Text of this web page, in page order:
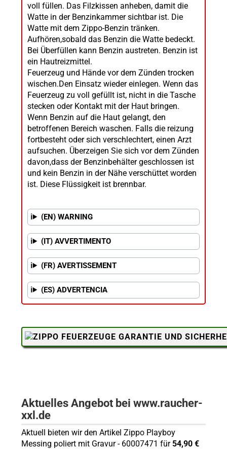
voll füllen. Das Filzkissen anheben, damit die
Watte in der Benzinkammer sichtbar ist. Die
Watte mit dem Zippo-Benzin tränken.
Aufhören,sobald das Benzin die Watte bedeckt.
Bei Überfüllen kann Benzin austreten. Benzin ist
ein Hautreizmittel.
Feuerzeug und Hände vor dem Zünden trocken
wischen.Den Einsatz wieder einlegen. Wenn das
Feuerzeug zu voll gefüllt ist, nicht in die Tasche
stecken oder Kontakt mit der Haut bringen.
Wenn Benzin auf die Haut gelangt, den
betroffenen Bereich waschen. Falls die reizung
fortbesteht oder sich verschlechtert, einen Arzt
aufsuchen. Überzeigen Sie sich vor dem Zünden
davon,dass der Benzinbehälter geschlossen ist
und kein Benzin in der Nähe verschüttet worden
ist. Diese Flüssigkeit ist brennbar.
(EN) WARNING
(IT) AVVERTIMENTO
(FR) AVERTISSEMENT
(ES) ADVERTENCIA
Aktuelles Angebot bei www.raucher-
xxl.de
Aktuell bieten wir den Artikel Zippo Playboy
Messing poliert mit Gravur - 60007471 für54,90 €